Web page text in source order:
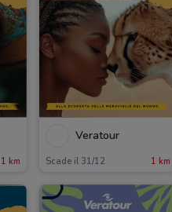
1 km
Veratour
Scade il 31/12 1 km